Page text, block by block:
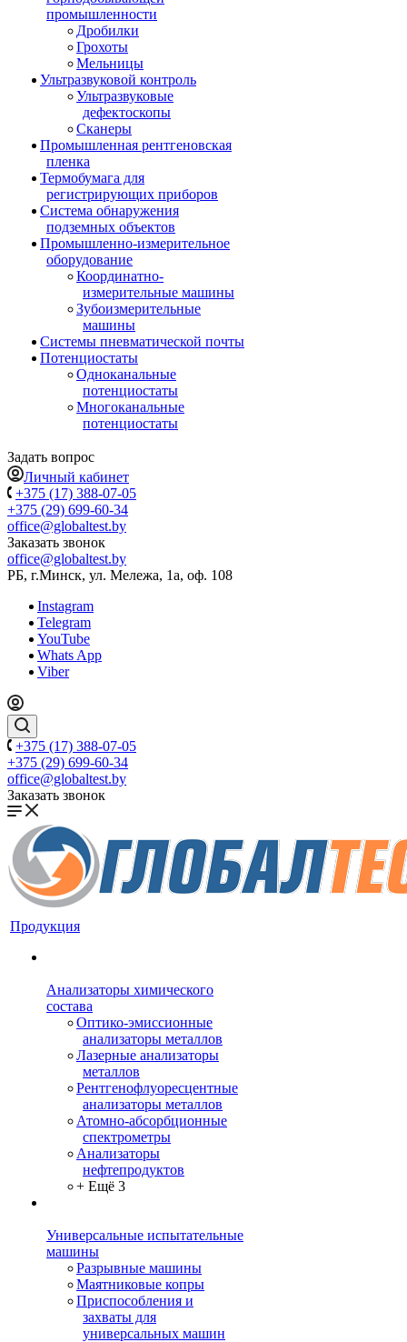
промышленности
Дробилки
Грохоты
Мельницы
Ультразвуковой контроль
Ультразвуковые
дефектоскопы
Сканеры
Промышленная рентгеновская
пленка
Термобумага для
регистрирующих приборов
Система обнаружения
подземных объектов
Промышленно-измерительное
оборудование
Координатно-
измерительные машины
Зубоизмерительные
машины
Системы пневматической почты
Потенциостаты
Одноканальные
потенциостаты
Многоканальные
потенциостаты
Задать вопрос
Личный кабинет
+375 (17) 388-07-05
+375 (29) 699-60-34
office@globaltest.by
Заказать звонок
office@globaltest.by
РБ, г.Минск, ул. Мележа, 1а, оф. 108
Instagram
Telegram
YouTube
Whats App
Viber
+375 (17) 388-07-05
+375 (29) 699-60-34
office@globaltest.by
Заказать звонок
Продукция
Анализаторы химического
состава
Оптико-эмиссионные
анализаторы металлов
Лазерные анализаторы
металлов
Рентгенофлуоресцентные
анализаторы металлов
Атомно-абсорбционные
спектрометры
Анализаторы
нефтепродуктов
+ Ещё 3
Универсальные испытательные
машины
Разрывные машины
Маятниковые копры
Приспособления и
захваты для
универсальных машин